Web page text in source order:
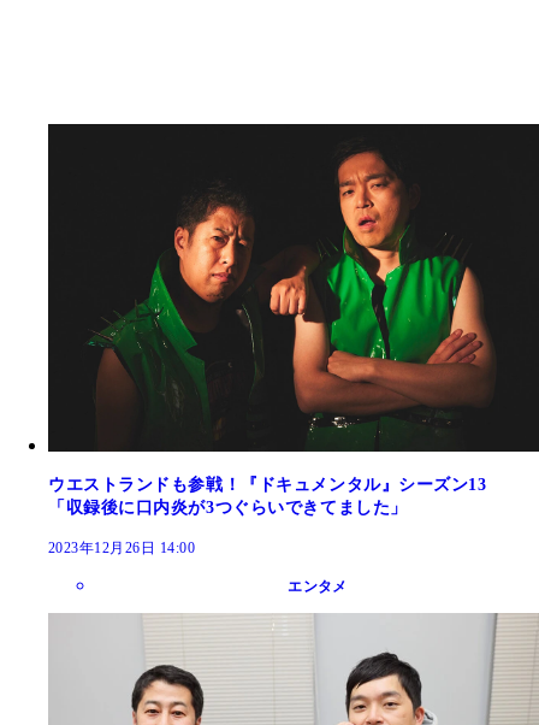
ウエストランドも参戦！『ドキュメンタル』シーズン13
「収録後に口内炎が3つぐらいできてました」
2023年12月26日 14:00
エンタメ